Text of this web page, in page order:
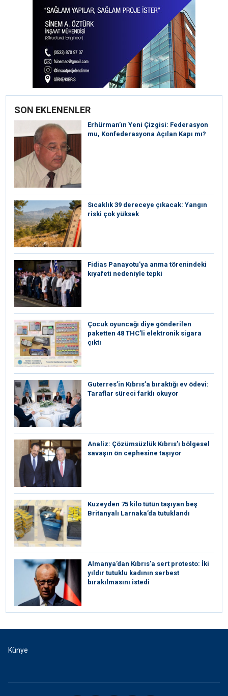
SON EKLENENLER
Erhürman’ın Yeni Çizgisi: Federasyon
mu, Konfederasyona Açılan Kapı mı?
Sıcaklık 39 dereceye çıkacak: Yangın
riski çok yüksek
Fidias Panayotu’ya anma törenindeki
kıyafeti nedeniyle tepki
Çocuk oyuncağı diye gönderilen
paketten 48 THC’li elektronik sigara
çıktı
Guterres’in Kıbrıs’a bıraktığı ev ödevi:
Taraflar süreci farklı okuyor
Analiz: Çözümsüzlük Kıbrıs’ı bölgesel
savaşın ön cephesine taşıyor
Kuzeyden 75 kilo tütün taşıyan beş
Britanyalı Larnaka’da tutuklandı
⁠Almanya’dan Kıbrıs’a sert protesto: İki
yıldır tutuklu kadının serbest
bırakılmasını istedi
Künye